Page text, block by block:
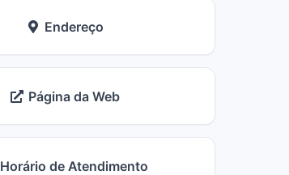
Endereço
Página da Web
Horário de Atendimento